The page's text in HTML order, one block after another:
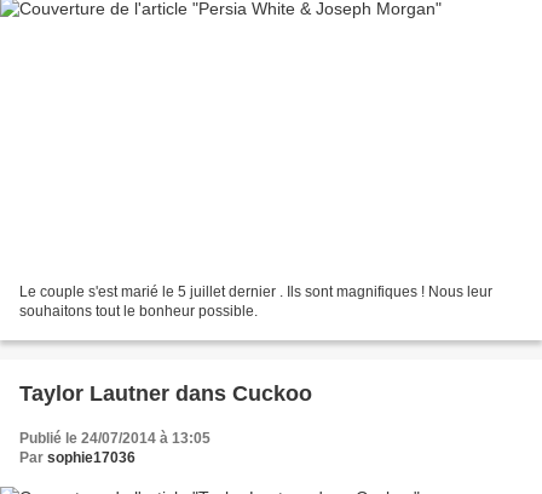
Le couple s'est marié le 5 juillet dernier . Ils sont magnifiques ! Nous leur
souhaitons tout le bonheur possible.
Taylor Lautner dans Cuckoo
Publié le 24/07/2014 à 13:05
Par sophie17036